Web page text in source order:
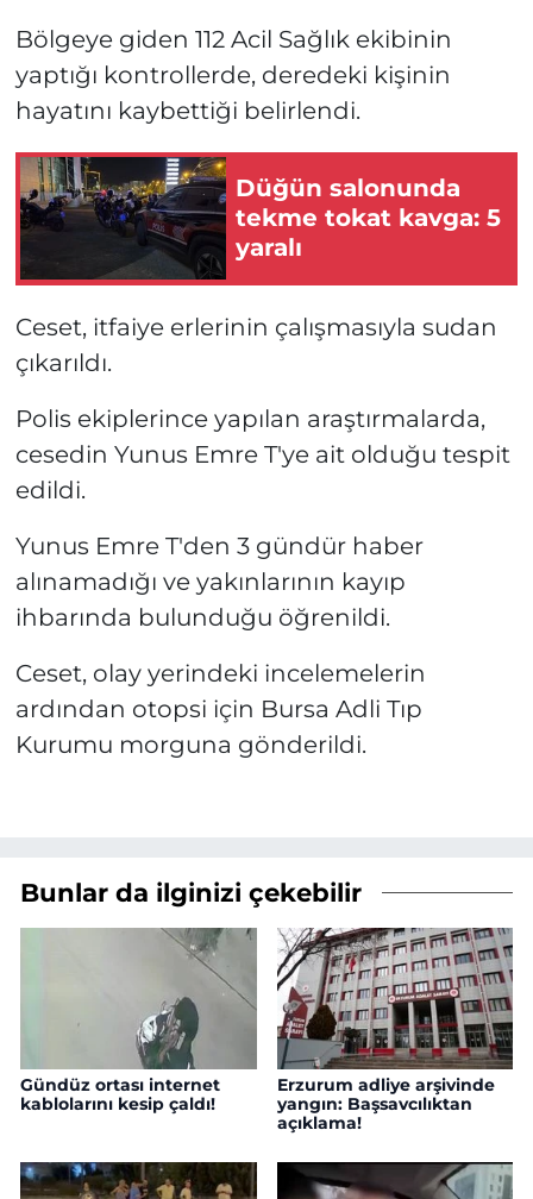
Bölgeye giden 112 Acil Sağlık ekibinin
yaptığı kontrollerde, deredeki kişinin
hayatını kaybettiği belirlendi.
Düğün salonunda
tekme tokat kavga: 5
yaralı
Ceset, itfaiye erlerinin çalışmasıyla sudan
çıkarıldı.
Polis ekiplerince yapılan araştırmalarda,
cesedin Yunus Emre T'ye ait olduğu tespit
edildi.
Yunus Emre T'den 3 gündür haber
alınamadığı ve yakınlarının kayıp
ihbarında bulunduğu öğrenildi.
Ceset, olay yerindeki incelemelerin
ardından otopsi için Bursa Adli Tıp
Kurumu morguna gönderildi.
Bunlar da ilginizi çekebilir
Gündüz ortası internet
kablolarını kesip çaldı!
Erzurum adliye arşivinde
yangın: Başsavcılıktan
açıklama!